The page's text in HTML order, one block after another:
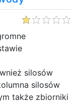
silosów
silosów
także zbiorniki